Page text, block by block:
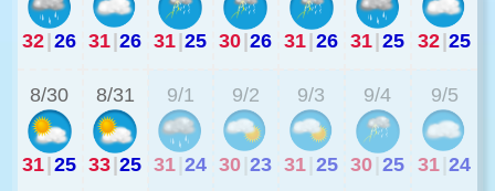
32|26 31|26 31|25 30|26 31|26 31|25 32|25
8/30
31|25
8/31
33|25
9/1
31 24
9/2
30 23
9/3
31 25
9/4
30 25
9/5
31 24